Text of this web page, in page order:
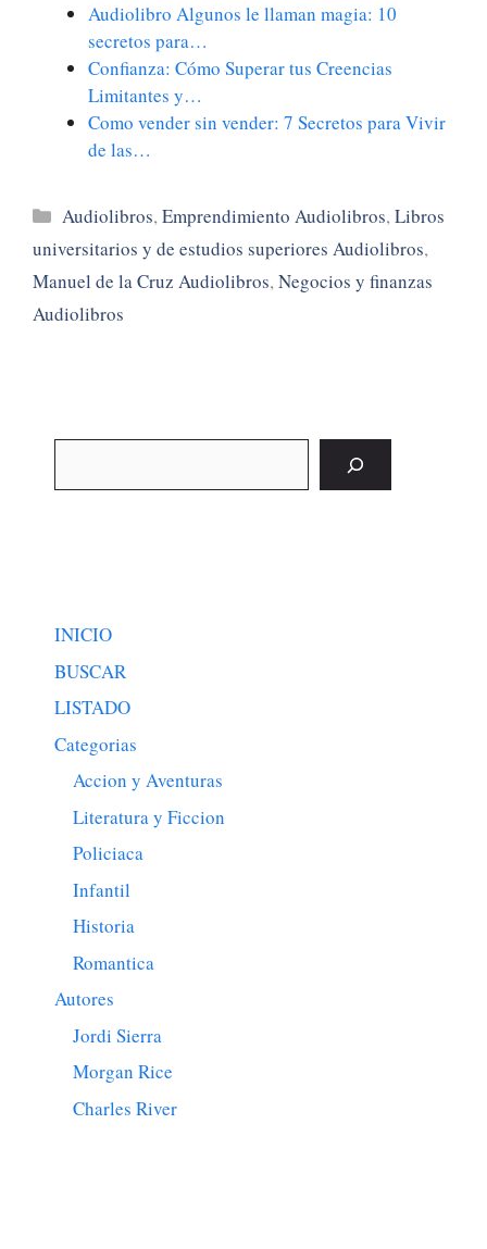
Audiolibro Algunos le llaman magia: 10
secretos para…
Confianza: Cómo Superar tus Creencias
Limitantes y…
Como vender sin vender: 7 Secretos para Vivir
de las…
Categorías
Audiolibros,Emprendimiento Audiolibros,Libros
universitarios y de estudios superiores Audiolibros,
Manuel de la Cruz Audiolibros,Negocios y finanzas
Audiolibros
INICIO
BUSCAR
LISTADO
Categorias
Accion y Aventuras
Literatura y Ficcion
Policiaca
Infantil
Historia
Romantica
Autores
Jordi Sierra
Morgan Rice
Charles River